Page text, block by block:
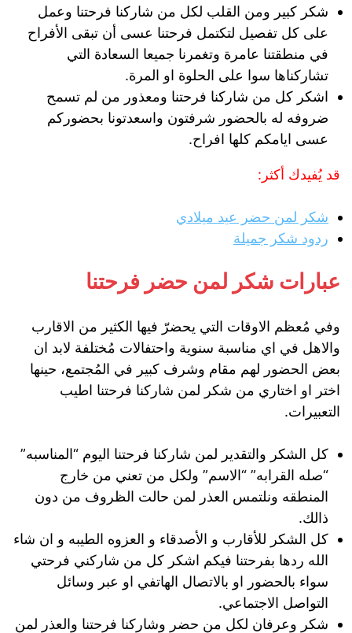
شكر كبير ومن القلب لكل من شاركنا فرحتنا وعمل
على كل تفصيل لتكتمل فرحتنا عسى أن تبقى الأفراح
في منطقتنا عامرة وتغمرنا جميعا السعادة التي
تشاركناها سوا على الحلوة او المرة.
اشكر كل من شاركنا فرحتنا ومعذور من لم تسمح
ضروفه له بالحضور شرفتون واسعدتونا بحضوركم
عسى ايامكم كلها افراح.
قد يُفيدك أكثر:
شكر لمن حضر عيد ميلادي
ردود شكر جميلة
عبارات شكر لمن حضر فرحتنا
وفي مُعظم الاوقات التي يحضرّ فيها الكثير من الاقارب
والاهل في اي مناسبة سنوية واحتفالات مُختلفة لابد ان
بعض الحضور لهم مقام وشرف كبير في المُجتمع، حينها
اختر او اختاري من شكر لمن شاركنا فرحتنا اطيب
التعبيرات.
كل الشكر والتقدير لمن شاركنا فرحتنا اليوم “المناسبه”
“صله القرابه” “الاسم” ولكل من تعني من خارج
المنطقه ونلتمس العذر لمن حالت الظروف من دون
ذالك.
كل الشكر للأقارب و الأصدقاء و العزوه الطيبه و ان شاء
الله ردها بفرحتنا فيكم اشكر كل من شاركني فرحتي
سواء بالحضور او بالاتصال الهاتفي او عبر وسائل
التواصل الاجتماعي.
شكر وعرفان لكل من حضر وشاركنا فرحتنا والعذر لمن